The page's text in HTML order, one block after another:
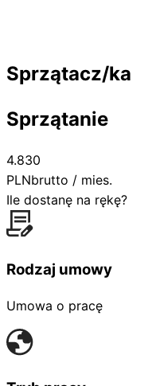
Sprzątacz/ka
Sprzątanie
4.830
PLNbrutto / mies.
Ile dostanę na rękę?
Rodzaj umowy
Umowa o pracę